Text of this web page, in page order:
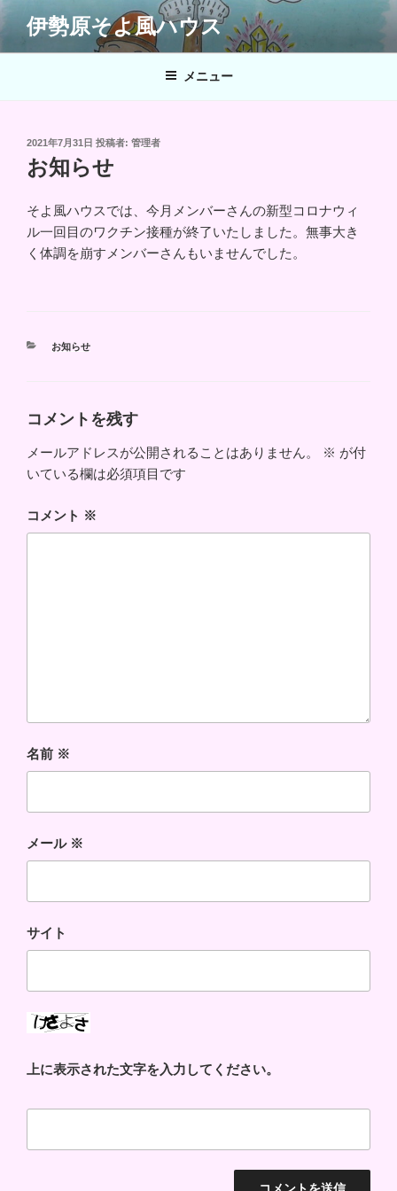
ン
テ
伊勢原そよ風ハウス
メニュー
投
稿
日:
2021年7月31日 投稿者: 管理者
お知らせ
そよ風ハウスでは、今月メンバーさんの新型コロナウィ
ル一回目のワクチン接種が終了いたしました。無事大き
く体調を崩すメンバーさんもいませんでした。
カ
お知らせ
コメントを残す
メールアドレスが公開されることはありません。 ※ が付
いている欄は必須項目です
コメント ※
名前 ※
メール ※
サイト
上に表示された文字を入力してください。